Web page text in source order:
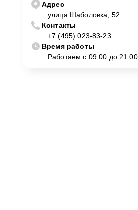
Адрес
улица Шаболовка, 52
Контакты
+7 (495) 023-83-23
Время работы
Работаем с 09:00 до 21:00